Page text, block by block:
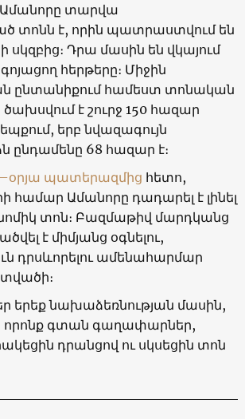
տարվա
տոնն է, որին պատրաստվում են
սկզբից։ Դրա մասին են վկայում
հերթերը։ Միջին
ընտանիքում համեստ տոնական
է շուրջ 150 հազար
երբ նվազագույն
68 հազար է։
պատերազմից հետո,
համար Ամանորը դադարել է լինել
տոն։ Բազմաթիվ մարդկանց
է միմյանց օգնելու,
դրսևորելու ամենահարմար
երեք նախաձեռնության մասին,
որոնք գտան գաղափարներ,
դրանցով ու սկսեցին տոն